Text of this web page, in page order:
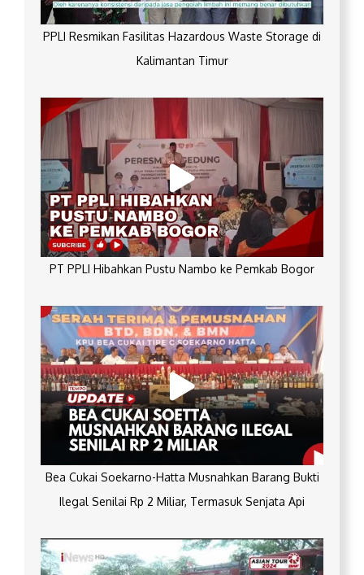
PPLI Resmikan Fasilitas Hazardous Waste Storage di
Kalimantan Timur
PT PPLI Hibahkan Pustu Nambo ke Pemkab Bogor
Bea Cukai Soekarno-Hatta Musnahkan Barang Bukti
Ilegal Senilai Rp 2 Miliar, Termasuk Senjata Api